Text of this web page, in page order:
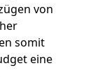
von
somit
eine